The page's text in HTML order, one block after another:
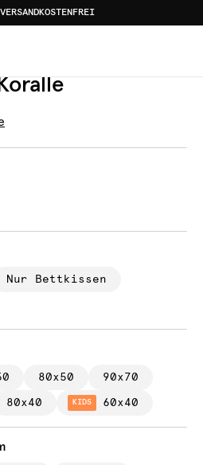
Bettwäsche Streifen Mint Koralle
Nur Bettkissen
80x50 90x70
80x40 KIDS 60x40